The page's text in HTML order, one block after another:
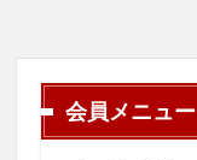
会員メニュー